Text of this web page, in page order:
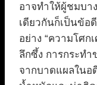
อาจทำให้ผู้ชมบา
เดียวกันก็เป็นข้อ
อย่าง “ความโศก
ลึกซึ้ง การกระท
จากบาดแผลในอ